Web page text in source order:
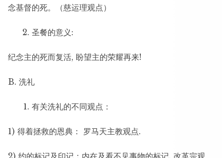
念基督的死。（慈运理观点）
圣餐的意义:
纪念主的死而复活, 盼望主的荣耀再来!
B. 洗礼
有关洗礼的不同观点：
1) 得着拯救的恩典： 罗马天主教观点.
2) 约的标记及印记：内在及看不见事物的标记, 改革宗观